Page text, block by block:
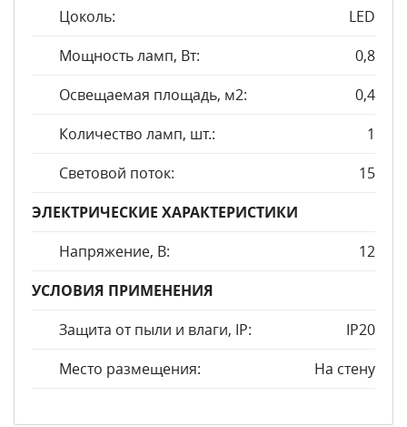
Цоколь:
LED
Мощность ламп, Вт:
0,8
Освещаемая площадь, м2:
0,4
Количество ламп, шт.:
1
Световой поток:
15
ЭЛЕКТРИЧЕСКИЕ ХАРАКТЕРИСТИКИ
Напряжение, В:
12
УСЛОВИЯ ПРИМЕНЕНИЯ
Защита от пыли и влаги, IP:
IP20
Место размещения:
На стену